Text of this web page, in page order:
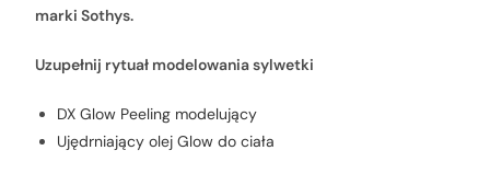
marki Sothys.
Uzupełnij rytuał modelowania sylwetki
DX Glow Peeling modelujący
Ujędrniający olej Glow do ciała